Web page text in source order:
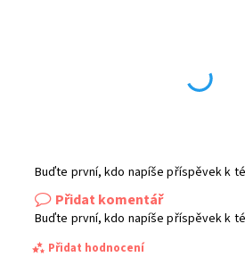
Buďte první, kdo napíše příspěvek k
Přidat komentář
Buďte první, kdo napíše příspěvek k
Přidat hodnocení